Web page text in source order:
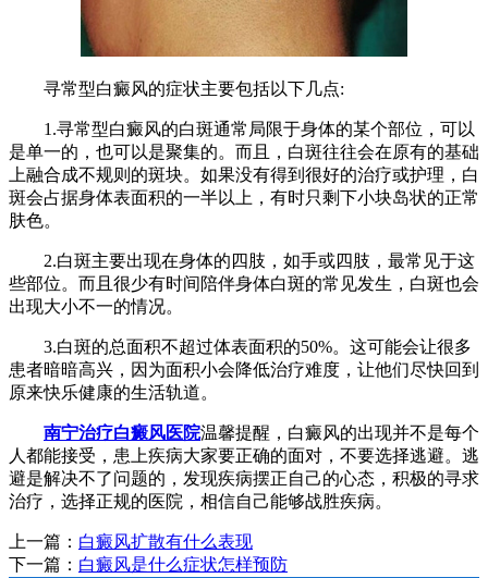
寻常型白癜风的症状主要包括以下几点:
1.寻常型白癜风的白斑通常局限于身体的某个部位，可以
是单一的，也可以是聚集的。而且，白斑往往会在原有的基础
上融合成不规则的斑块。如果没有得到很好的治疗或护理，白
斑会占据身体表面积的一半以上，有时只剩下小块岛状的正常
肤色。
2.白斑主要出现在身体的四肢，如手或四肢，最常见于这
些部位。而且很少有时间陪伴身体白斑的常见发生，白斑也会
出现大小不一的情况。
3.白斑的总面积不超过体表面积的50%。这可能会让很多
患者暗暗高兴，因为面积小会降低治疗难度，让他们尽快回到
原来快乐健康的生活轨道。
南宁治疗白癜风医院温馨提醒，白癜风的出现并不是每个
人都能接受，患上疾病大家要正确的面对，不要选择逃避。逃
避是解决不了问题的，发现疾病摆正自己的心态，积极的寻求
治疗，选择正规的医院，相信自己能够战胜疾病。
上一篇： 白癜风扩散有什么表现
下一篇： 白癜风是什么症状怎样预防